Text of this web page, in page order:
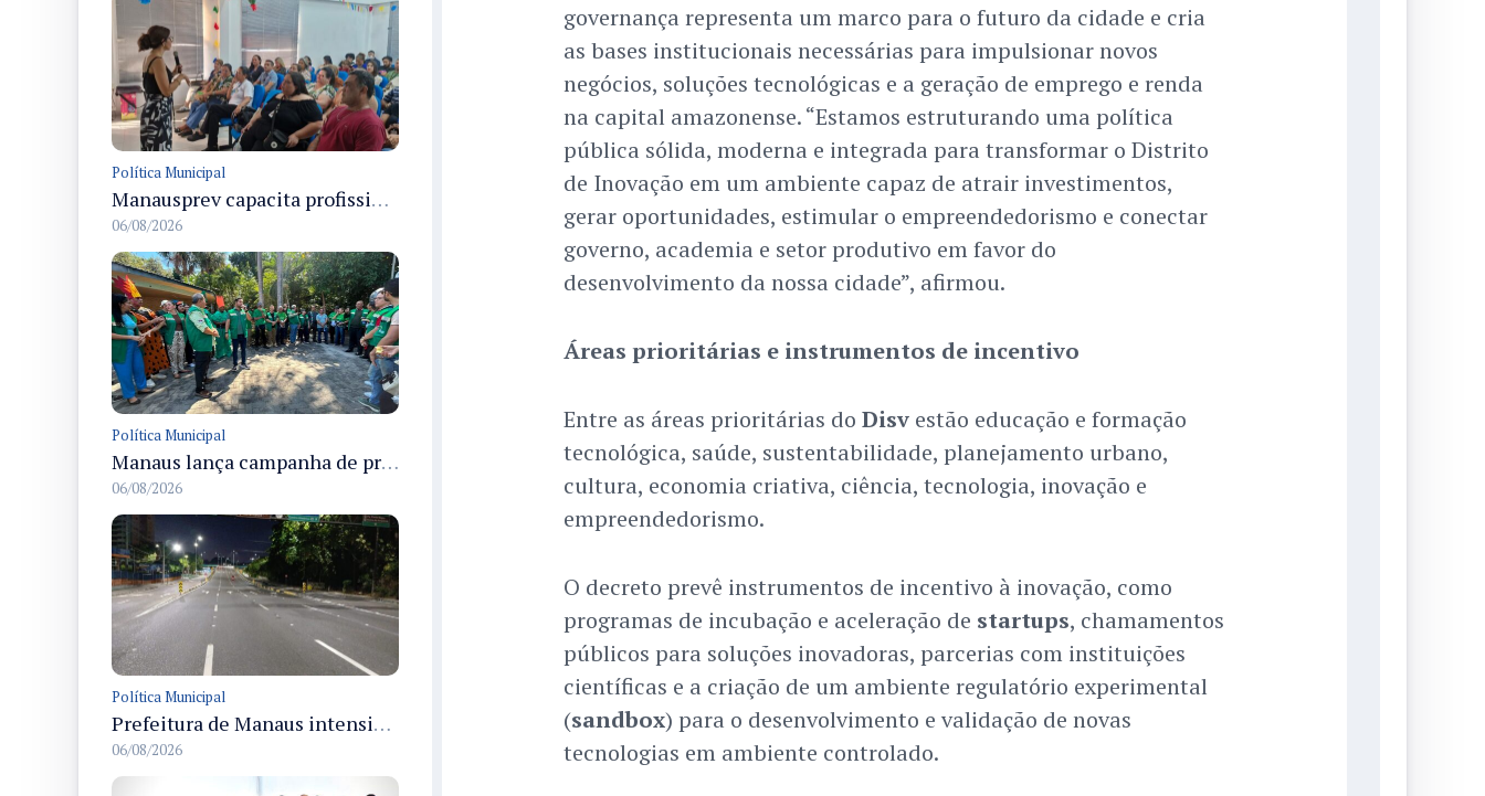
Política Municipal
Manausprev capacita profissionais de recursos humanos para agilizar concessão de aposentadorias no município
06/08/2026
Política Municipal
Manaus lança campanha de prevenção às queimadas no verão amazônico com comitê integrado
06/08/2026
Política Municipal
Prefeitura de Manaus intensifica sinalização viária em diversos bairros para organizar o trânsito e reduzir sinistros
06/08/2026
governança representa um marco para o futuro da cidade e cria
as bases institucionais necessárias para impulsionar novos
negócios, soluções tecnológicas e a geração de emprego e renda
na capital amazonense. “Estamos estruturando uma política
pública sólida, moderna e integrada para transformar o Distrito
de Inovação em um ambiente capaz de atrair investimentos,
gerar oportunidades, estimular o empreendedorismo e conectar
governo, academia e setor produtivo em favor do
desenvolvimento da nossa cidade”, afirmou.
Áreas prioritárias e instrumentos de incentivo
Entre as áreas prioritárias do Disvestão educação e formação
tecnológica, saúde, sustentabilidade, planejamento urbano,
cultura, economia criativa, ciência, tecnologia, inovação e
empreendedorismo.
O decreto prevê instrumentos de incentivo à inovação, como
programas de incubação e aceleração de startups, chamamentos
públicos para soluções inovadoras, parcerias com instituições
científicas e a criação de um ambiente regulatório experimental
(sandbox) para o desenvolvimento e validação de novas
tecnologias em ambiente controlado.